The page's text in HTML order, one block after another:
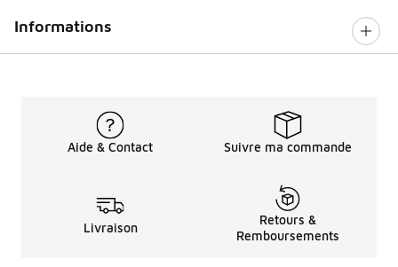
Informations
Aide & Contact Suivre ma commande
Livraison
Retours &
Remboursements